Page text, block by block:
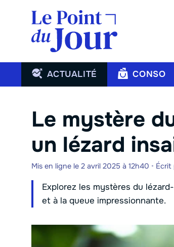
contenu
ACTUALITÉ CONSO
Le mystère
un lézard
Mis en ligne le 2 avril 2025 à 12h40 • Écrit
Explorez les mystères du
et à la queue impressionnante.